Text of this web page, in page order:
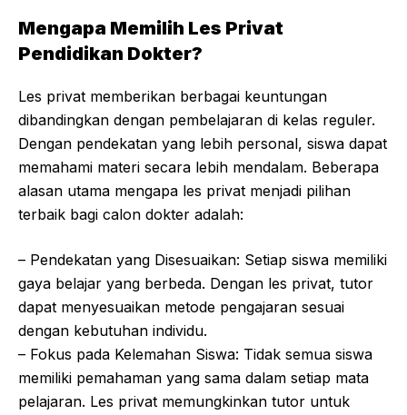
Mengapa Memilih Les Privat
Pendidikan Dokter?
Les privat memberikan berbagai keuntungan
dibandingkan dengan pembelajaran di kelas reguler.
Dengan pendekatan yang lebih personal, siswa dapat
memahami materi secara lebih mendalam. Beberapa
alasan utama mengapa les privat menjadi pilihan
terbaik bagi calon dokter adalah:
– Pendekatan yang Disesuaikan: Setiap siswa memiliki
gaya belajar yang berbeda. Dengan les privat, tutor
dapat menyesuaikan metode pengajaran sesuai
dengan kebutuhan individu.
– Fokus pada Kelemahan Siswa: Tidak semua siswa
memiliki pemahaman yang sama dalam setiap mata
pelajaran. Les privat memungkinkan tutor untuk